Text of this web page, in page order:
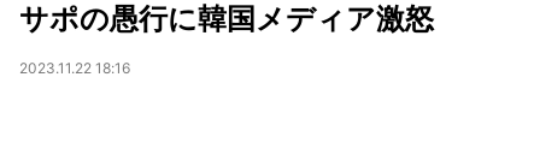
サポの愚行に韓国メディア激怒
2023.11.22 18:16